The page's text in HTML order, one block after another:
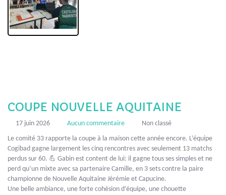
COUPE NOUVELLE AQUITAINE
17 juin 2026 Aucun commentaire
Non classé
Le comité 33 rapporte la coupe à la maison cette année encore. L’équipe
Cogibad gagne largement les cinq rencontres avec seulement 13 matchs
perdus sur 60. 💪 Gabin est content de lui: il gagne tous ses simples et ne
perd qu’un mixte avec sa partenaire Camille, en 3 sets contre la paire
championne de Nouvelle Aquitaine Jérémie et Capucine.
Une belle ambiance, une forte cohésion d’équipe, une chouette